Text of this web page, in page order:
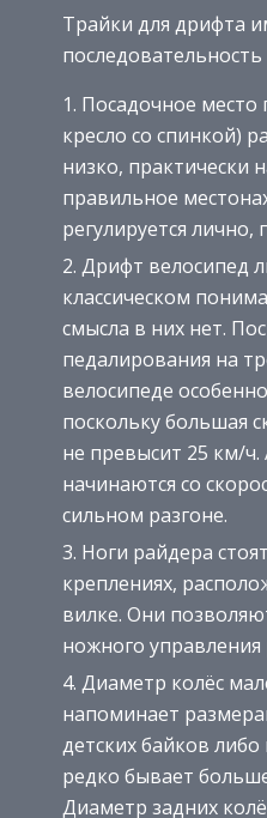
Трайки для дрифта
Посадочное
кресло со спинкой)
низко, практически
правильное
регулируется лично,
Дрифт велосипед
классическом
смысла в них нет.
педалирования на
велосипеде
поскольку большая
не превысит 25 км/
начинаются со
сильном разгоне.
Ноги райдера
креплениях,
вилке. Они
ножного управления
Диаметр колёс
напоминает
детских байков
редко бывает
Диаметр задних